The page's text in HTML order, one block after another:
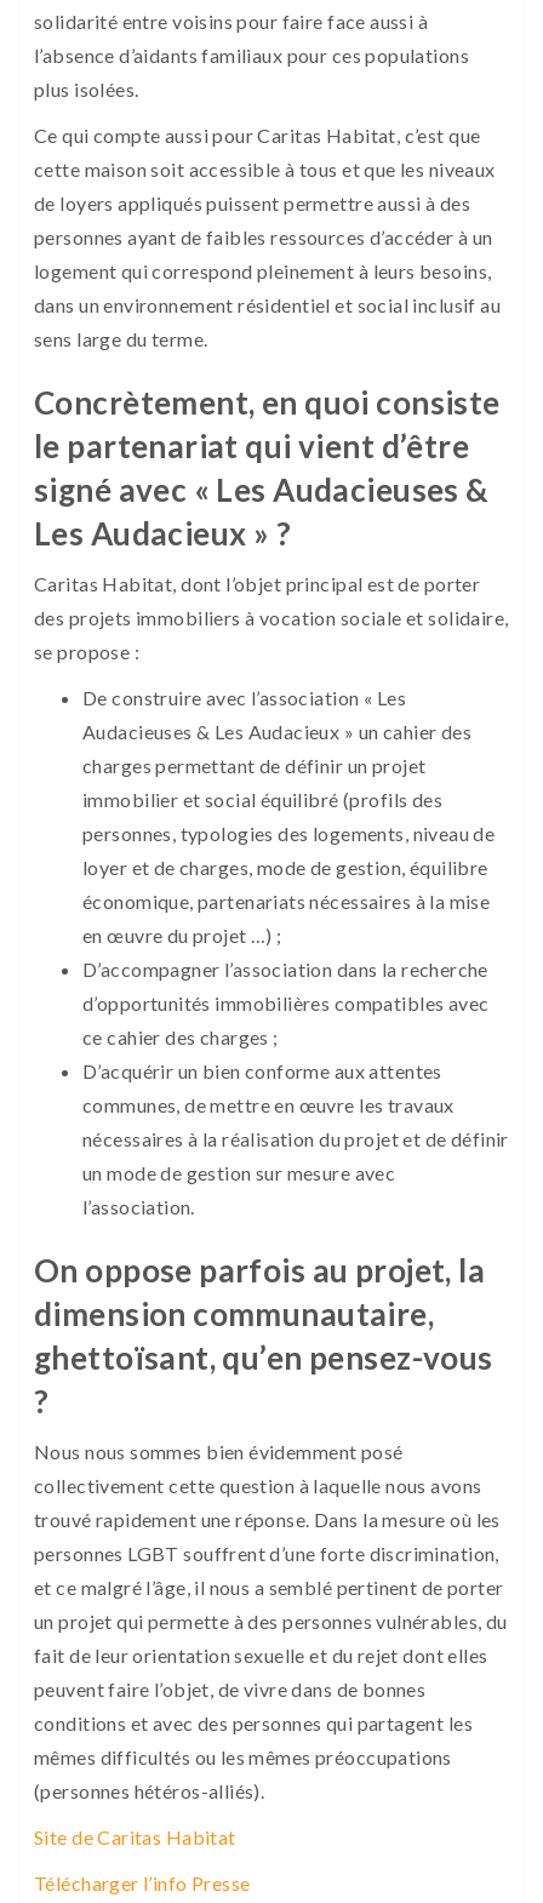
solidarité entre voisins pour faire face aussi à
l’absence d’aidants familiaux pour ces populations
plus isolées.
Ce qui compte aussi pour Caritas Habitat, c’est que
cette maison soit accessible à tous et que les niveaux
de loyers appliqués puissent permettre aussi à des
personnes ayant de faibles ressources d’accéder à un
logement qui correspond pleinement à leurs besoins,
dans un environnement résidentiel et social inclusif au
sens large du terme.
Concrètement, en quoi consiste
le partenariat qui vient d’être
signé avec « Les Audacieuses &
Les Audacieux » ?
Caritas Habitat, dont l’objet principal est de porter
des projets immobiliers à vocation sociale et solidaire,
se propose :
De construire avec l’association « Les
Audacieuses & Les Audacieux » un cahier des
charges permettant de définir un projet
immobilier et social équilibré (profils des
personnes, typologies des logements, niveau de
loyer et de charges, mode de gestion, équilibre
économique, partenariats nécessaires à la mise
en œuvre du projet …) ;
D’accompagner l’association dans la recherche
d’opportunités immobilières compatibles avec
ce cahier des charges ;
D’acquérir un bien conforme aux attentes
communes, de mettre en œuvre les travaux
nécessaires à la réalisation du projet et de définir
un mode de gestion sur mesure avec
l’association.
On oppose parfois au projet, la
dimension communautaire,
ghettoïsant, qu’en pensez-vous
?
Nous nous sommes bien évidemment posé
collectivement cette question à laquelle nous avons
trouvé rapidement une réponse. Dans la mesure où les
personnes LGBT souffrent d’une forte discrimination,
et ce malgré l’âge, il nous a semblé pertinent de porter
un projet qui permette à des personnes vulnérables, du
fait de leur orientation sexuelle et du rejet dont elles
peuvent faire l’objet, de vivre dans de bonnes
conditions et avec des personnes qui partagent les
mêmes difficultés ou les mêmes préoccupations
(personnes hétéros-alliés).
Site de Caritas Habitat
Télécharger l’info Presse